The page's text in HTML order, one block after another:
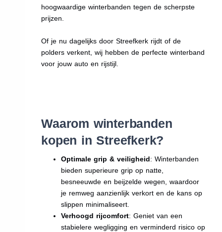
hoogwaardige winterbanden tegen de scherpste
prijzen.
Of je nu dagelijks door Streefkerk rijdt of de
polders verkent, wij hebben de perfecte winterband
voor jouw auto en rijstijl.
Waarom winterbanden
kopen in Streefkerk?
Optimale grip & veiligheid: Winterbanden
bieden superieure grip op natte,
besneeuwde en beijzelde wegen, waardoor
je remweg aanzienlijk verkort en de kans op
slippen minimaliseert.
Verhoogd rijcomfort: Geniet van een
stabielere wegligging en verminderd risico op